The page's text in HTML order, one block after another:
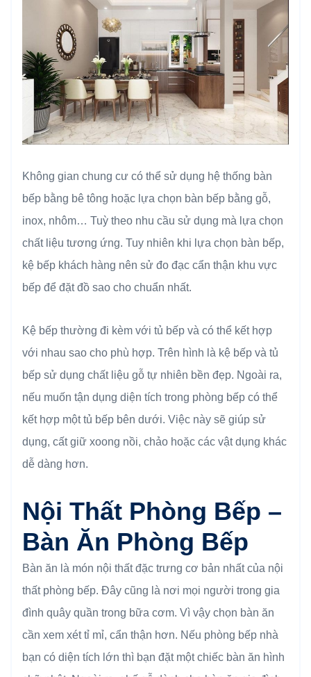
Không gian chung cư có thể sử dụng hệ thống bàn
bếp bằng bê tông hoặc lựa chọn bàn bếp bằng gỗ,
inox, nhôm… Tuỳ theo nhu cầu sử dụng mà lựa chọn
chất liệu tương ứng. Tuy nhiên khi lựa chọn bàn bếp,
kệ bếp khách hàng nên sử đo đạc cẩn thận khu vực
bếp để đặt đồ sao cho chuẩn nhất.
Kệ bếp thường đi kèm với tủ bếp và có thể kết hợp
với nhau sao cho phù hợp. Trên hình là kệ bếp và tủ
bếp sử dụng chất liệu gỗ tự nhiên bền đẹp. Ngoài ra,
nếu muốn tận dụng diện tích trong phòng bếp có thể
kết hợp một tủ bếp bên dưới. Việc này sẽ giúp sử
dụng, cất giữ xoong nồi, chảo hoặc các vật dụng khác
dễ dàng hơn.
Nội Thất Phòng Bếp –
Bàn Ăn Phòng Bếp
Bàn ăn là món nội thất đặc trưng cơ bản nhất của nội
thất phòng bếp. Đây cũng là nơi mọi người trong gia
đình quây quần trong bữa cơm. Vì vậy chọn bàn ăn
cần xem xét tỉ mỉ, cẩn thận hơn. Nếu phòng bếp nhà
bạn có diện tích lớn thì bạn đặt một chiếc bàn ăn hình